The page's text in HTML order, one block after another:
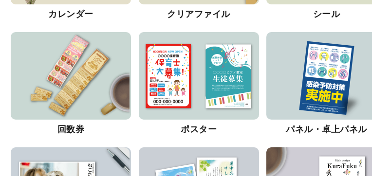
カレンダー クリアファイル シール
回数券 ポスター パネル・卓上パネル